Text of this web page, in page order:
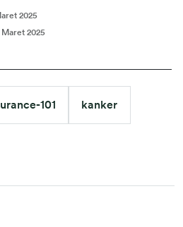
2025
Maret 2025
101 kanker